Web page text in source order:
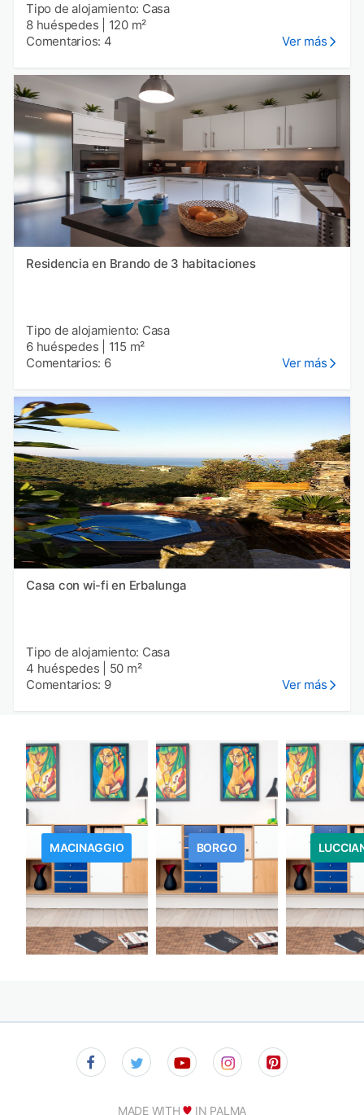
Tipo de alojamiento: Casa
8 huéspedes
120 m²
Comentarios: 4
Ver más
Residencia en Brando de 3 habitaciones
Tipo de alojamiento: Casa
6 huéspedes
115 m²
Comentarios: 6
Ver más
Casa con wi-fi en Erbalunga
Tipo de alojamiento: Casa
4 huéspedes
50 m²
Comentarios: 9
Ver más
MACINAGGIO BORGO
MADE WITH IN PALMA